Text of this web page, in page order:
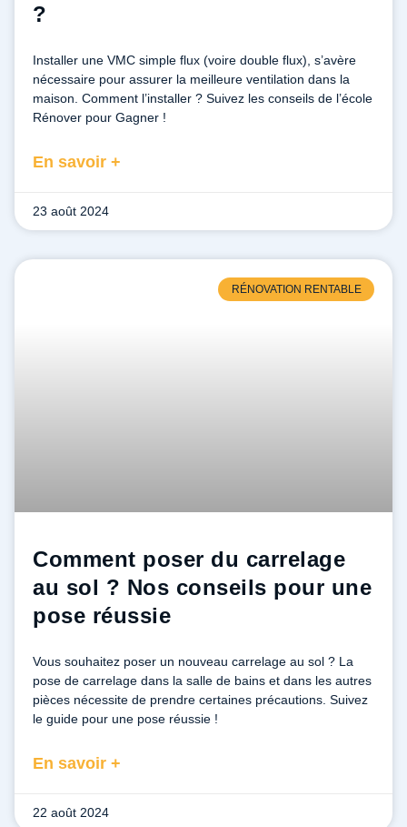
?
Installer une VMC simple flux (voire double flux), s’avère
nécessaire pour assurer la meilleure ventilation dans la
maison. Comment l’installer ? Suivez les conseils de l’école
Rénover pour Gagner !
En savoir +
23 août 2024
RÉNOVATION RENTABLE
Comment poser du carrelage
au sol ? Nos conseils pour une
pose réussie
Vous souhaitez poser un nouveau carrelage au sol ? La
pose de carrelage dans la salle de bains et dans les autres
pièces nécessite de prendre certaines précautions. Suivez
le guide pour une pose réussie !
En savoir +
22 août 2024